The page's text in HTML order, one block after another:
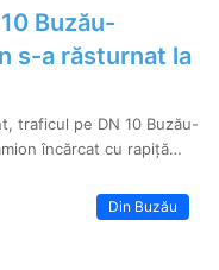
Buzău-
s-a răsturnat la
traficul pe DN 10 Buzău-
încărcat cu rapiță…
Din Buzău